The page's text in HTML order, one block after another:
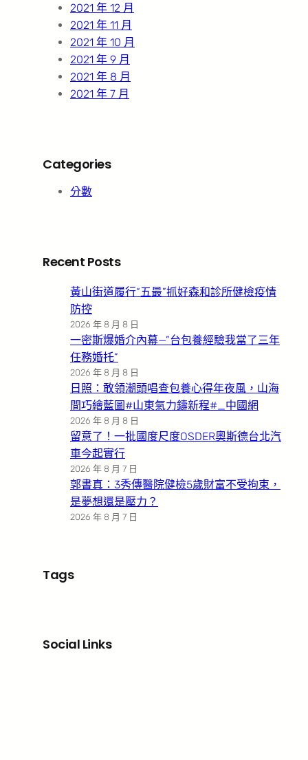
2021 年 12 月
2021 年 11 月
2021 年 10 月
2021 年 9 月
2021 年 8 月
2021 年 7 月
Categories
分數
Recent Posts
黃山街道履行“五最”抓好森和診所健檢疫情
防控
2026 年 8 月 8 日
一密斯爆婚介內幕—”台包養經驗我當了三年
任務婚托”
2026 年 8 月 8 日
日照：敢領潮頭唱查包養心得年夜風，山海
間巧繪藍圖#山東氣力鑄新程#_中國網
2026 年 8 月 8 日
留意了！一批國度尺度OSDER奧斯德台北汽
車今起實行
2026 年 8 月 7 日
郭書真：3秀傳醫院健檢5歲財富不受拘束，
是夢想還是壓力？
2026 年 8 月 7 日
Tags
Social Links